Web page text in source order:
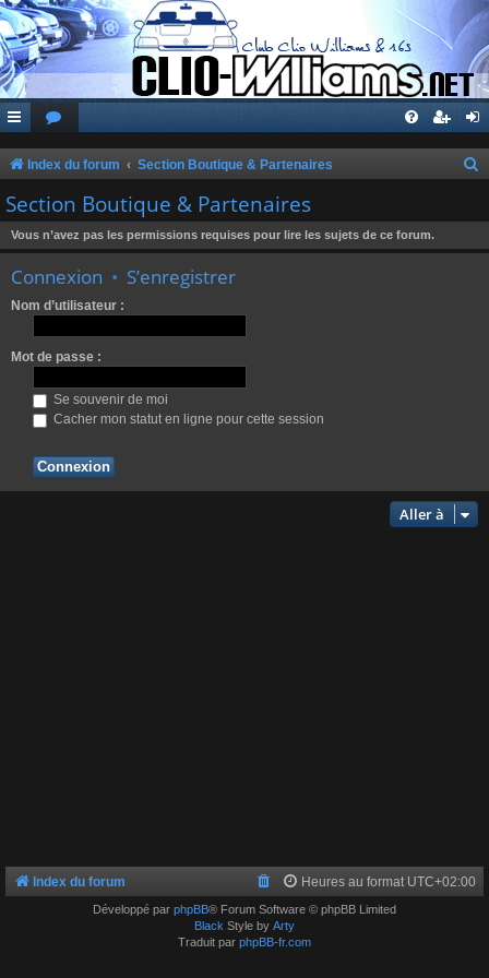
Index du forum Section Boutique & Partenaires
c
h
Section Boutique & Partenaires
Vous n’avez pas les permissions requises pour lire les sujets de ce forum.
Connexion • S’enregistrer
Nom d’utilisateur :
Mot de passe :
Se souvenir de moi
Cacher mon statut en ligne pour cette session
Aller à
Index du forum Heures au format UTC+02:00
Développé par phpBB® Forum Software © phpBB Limited
Black Style by Arty
Traduit par phpBB-fr.com